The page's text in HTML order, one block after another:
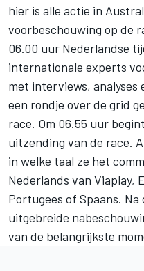
hier is alle actie in
voorbeschouwing op de
06.00 uur Nederlandse
internationale experts
met interviews, analyses
een rondje over de grid
race. Om 06.55 uur
uitzending van de race.
in welke taal ze het
Nederlands van Viaplay,
Portugees of Spaans.
uitgebreide
van de belangrijkste